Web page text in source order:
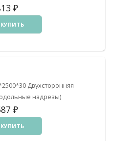
₽
КУПИТЬ
Двухсторонняя
надрезы)
₽
КУПИТЬ